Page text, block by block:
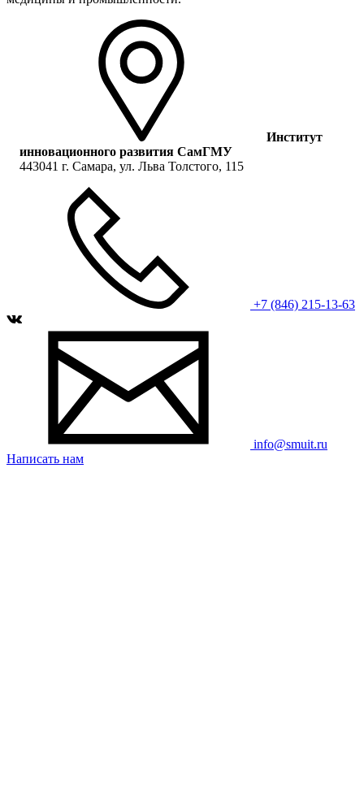
Институт
инновационного развития СамГМУ
443041 г. Самара, ул. Льва Толстого, 115
+7 (846) 215-13-63
info@smuit.ru
Написать нам